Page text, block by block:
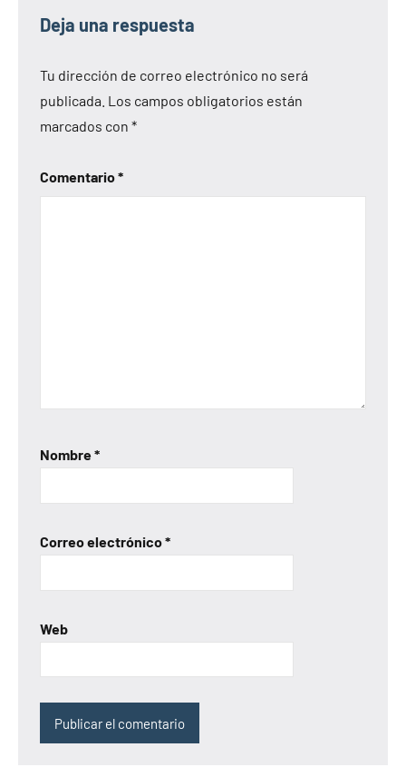
Deja una respuesta
Tu dirección de correo electrónico no será
publicada. Los campos obligatorios están
marcados con *
Comentario*
Nombre*
Correo electrónico*
Web